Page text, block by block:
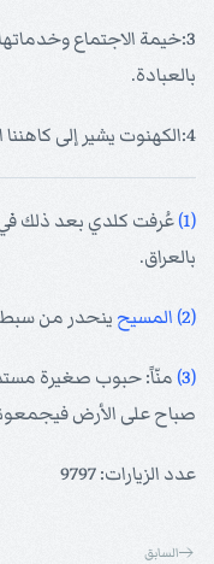
3:خيمة الاجتماع وخدماتها تدل على طريقة اقتراب المؤمن من
بالعبادة.
4:الكهنوت يشير إلى كاهننا الأعظم الذي يمثلنا أمام عرش
(1) عُرفت كلدي بعد ذلك
بالعراق.
(2) المسيحينحدر من سبط
(3)
منّاً: حبوب صغيرة
صباح على الأرض
عدد الزيارات: 9797
السابق